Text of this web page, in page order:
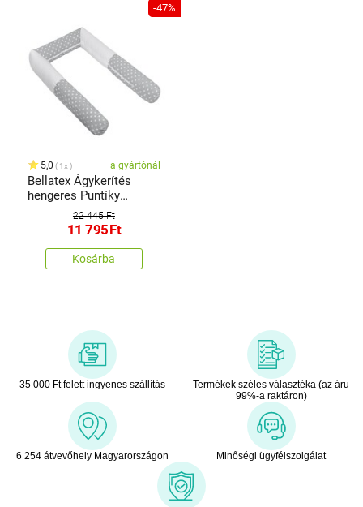
-47%
5,0 1x a gyártónál
Bellatex Ágykerítés
hengeres Puntíky
szürke, 240cm
22 445 Ft
11 795Ft
Kosárba
35 000 Ft felett ingyenes szállítás
Termékek széles választéka (az áru
99%-a raktáron)
6 254 átvevőhely Magyarországon Minőségi ügyfélszolgálat